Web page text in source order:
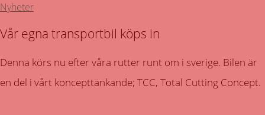
Nyheter
Vår egna transportbil köps in
Denna körs nu efter våra rutter runt om i sverige. Bilen är
en del i vårt koncepttänkande; TCC, Total Cutting Concept.